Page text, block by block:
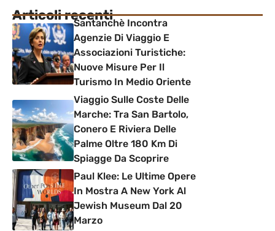
Articoli recentiSantanchè Incontra
Agenzie Di Viaggio E
Associazioni Turistiche:
Nuove Misure Per Il
Turismo In Medio Oriente
Viaggio Sulle Coste Delle
Marche: Tra San Bartolo,
Conero E Riviera Delle
Palme Oltre 180 Km Di
Spiagge Da Scoprire
Paul Klee: Le Ultime Opere
In Mostra A New York Al
Jewish Museum Dal 20
Marzo